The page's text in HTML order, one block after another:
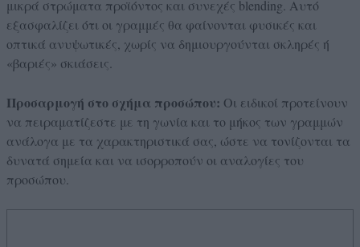
μικρά στρώματα προϊόντος και συνεχές blending. Αυτό
εξασφαλίζει ότι οι γραμμές θα φαίνονται φυσικές και
οπτικά ανυψωτικές, χωρίς να δημιουργούνται σκληρές ή
«βαριές» σκιάσεις.
Προσαρμογή στο σχήμα προσώπου: Οι ειδικοί προτείνουν
να πειραματίζεστε με τη γωνία και το μήκος των γραμμών
ανάλογα με τα χαρακτηριστικά σας, ώστε να τονίζονται τα
δυνατά σημεία και να ισορροπούν οι αναλογίες του
προσώπου.